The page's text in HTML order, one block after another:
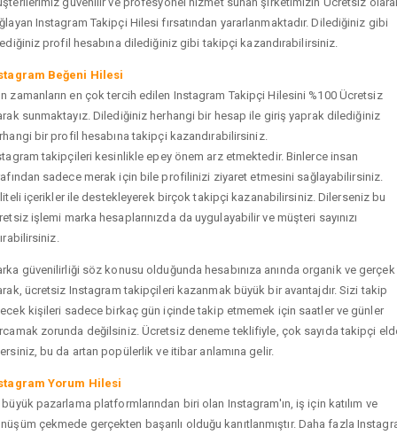
Instagram Takipçi Hilesi fırsatından yararlanmaktadır. Dilediğiniz gibi
profil hesabına dilediğiniz gibi takipçi kazandırabilirsiniz.
Beğeni Hilesi
zamanların en çok tercih edilen Instagram Takipçi Hilesini %100 Ücretsiz
sunmaktayız. Dilediğiniz herhangi bir hesap ile giriş yaprak dilediğiniz
bir profil hesabına takipçi kazandırabilirsiniz.
takipçileri kesinlikle epey önem arz etmektedir. Binlerce insan
sadece merak için bile profilinizi ziyaret etmesini sağlayabilirsiniz.
içerikler ile destekleyerek birçok takipçi kazanabilirsiniz. Dilerseniz bu
işlemi marka hesaplarınızda da uygulayabilir ve müşteri sayınızı
güvenilirliği söz konusu olduğunda hesabınıza anında organik ve gerçek
ücretsiz Instagram takipçileri kazanmak büyük bir avantajdır. Sizi takip
kişileri sadece birkaç gün içinde takip etmemek için saatler ve günler
zorunda değilsiniz. Ücretsiz deneme teklifiyle, çok sayıda takipçi
bu da artan popülerlik ve itibar anlamına gelir.
Yorum Hilesi
büyük pazarlama platformlarından biri olan Instagram'ın, iş için katılım ve
çekmede gerçekten başarılı olduğu kanıtlanmıştır. Daha fazla